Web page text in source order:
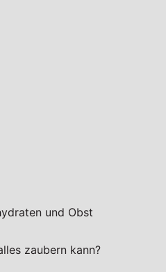
und Obst
zaubern kann?